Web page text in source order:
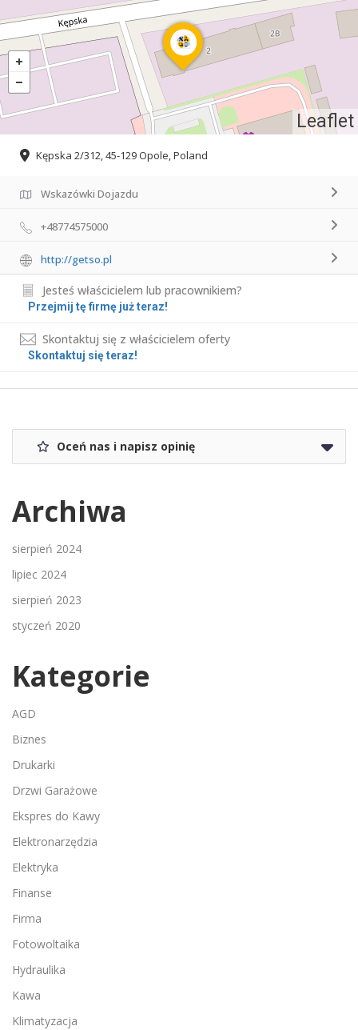
Leaflet
Kępska 2/312, 45-129 Opole, Poland
Wskazówki Dojazdu
+48774575000
http://getso.pl
Jesteś właścicielem lub pracownikiem?
Przejmij tę firmę już teraz!
Skontaktuj się z właścicielem oferty
Skontaktuj się teraz!
Oceń nas i napisz opinię
Archiwa
sierpień 2024
lipiec 2024
sierpień 2023
styczeń 2020
Kategorie
AGD
Biznes
Drukarki
Drzwi Garażowe
Ekspres do Kawy
Elektronarzędzia
Elektryka
Finanse
Firma
Fotowoltaika
Hydraulika
Kawa
Klimatyzacja